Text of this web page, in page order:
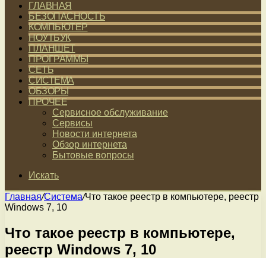
ГЛАВНАЯ
БЕЗОПАСНОСТЬ
КОМПЬЮТЕР
НОУТБУК
ПЛАНШЕТ
ПРОГРАММЫ
СЕТЬ
СИСТЕМА
ОБЗОРЫ
ПРОЧЕЕ
Сервисное обслуживание
Сервисы
Новости интернета
Обзор интернета
Бытовые вопросы
Искать
Главная/Система/Что такое реестр в компьютере, реестр
Windows 7, 10
Что такое реестр в компьютере,
реестр Windows 7, 10